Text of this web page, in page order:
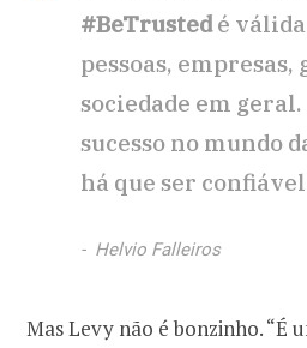
#BeTrustedé válida
pessoas, empresas,
sociedade em
sucesso no mundo
há que ser
Helvio Falleiros
Mas Levy não é bonzinho. “É